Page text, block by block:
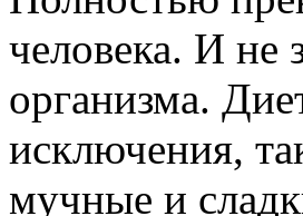
человека. И не
организма.
исключения,
мучные и